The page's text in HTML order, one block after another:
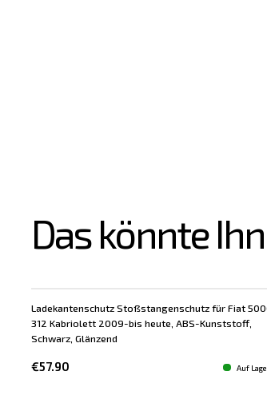
Das könnte
Ladekantenschutz Stoßstangenschutz für Fiat
312 Kabriolett 2009-bis heute, ABS-Kunststoff,
Schwarz, Glänzend
€57.90 Auf